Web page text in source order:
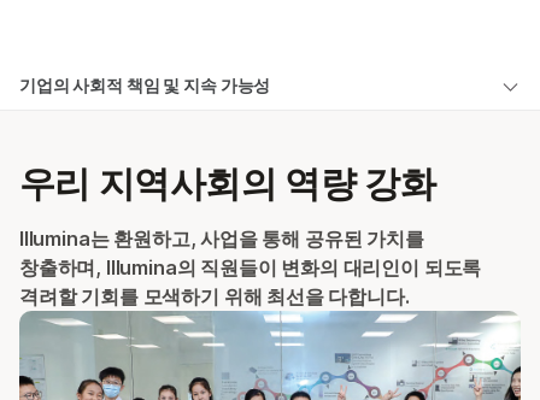
솔루션
회사
지원
추천 링크
기업의 사회적 책임 및 지속 가능성
액세스
지역사회
지속 가능성
다양성
우리 지역사회의 역량 강화
Illumina는 환원하고, 사업을 통해 공유된 가치를
창출하며, Illumina의 직원들이 변화의 대리인이 되도록
격려할 기회를 모색하기 위해 최선을 다합니다.
보다 관련성이 높은 콘텐츠를 확인하실 수
미생물학 연구
복합 질환 연구
생식 보건 연구
연구